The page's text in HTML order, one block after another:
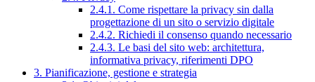
2.4.1. Come rispettare la privacy sin dalla
progettazione di un sito o servizio digitale
2.4.2. Richiedi il consenso quando necessario
2.4.3. Le basi del sito web: architettura,
informativa privacy, riferimenti DPO
3. Pianificazione, gestione e strategia